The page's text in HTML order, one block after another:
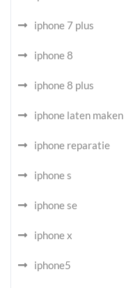
iphone 7 plus
iphone 8
iphone 8 plus
iphone laten maken
iphone reparatie
iphone s
iphone se
iphone x
iphone5